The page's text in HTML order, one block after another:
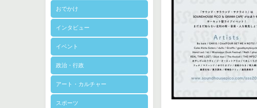
おでかけ
インタビュー
イベント
政治・行政
アート・カルチャー
スポーツ